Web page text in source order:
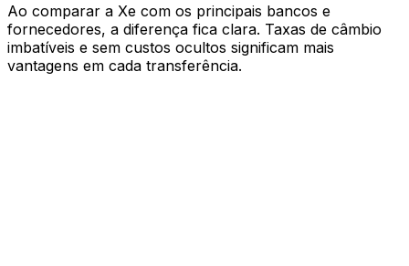
Ao comparar a Xe com os principais bancos e
fornecedores, a diferença fica clara. Taxas de câmbio
imbatíveis e sem custos ocultos significam mais
vantagens em cada transferência.